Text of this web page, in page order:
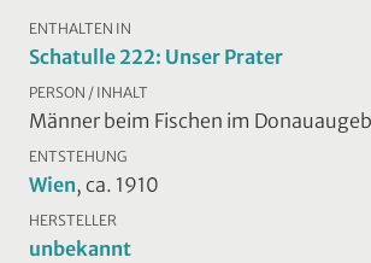
ENTHALTEN IN
Schatulle 222: Unser Prater
PERSON / INHALT
Männer beim Fischen im
ENTSTEHUNG
Wien, ca. 1910
HERSTELLER
unbekannt